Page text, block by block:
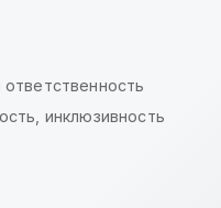
инклюзивность